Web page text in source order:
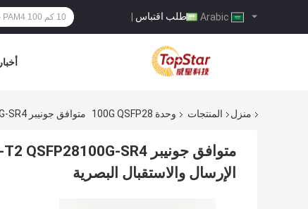
طلب اقتباس |
أخبار
منزل المنتجات وحدة 100G QSFP28 متوافق جونيبر QSFP-100G-SR4-T2 QSFP28100G-SR4 إيثرنت فقط QSFP28 وحدة الإرسال والاستقبال البصرية
الإرسال والاستقبال البصرية